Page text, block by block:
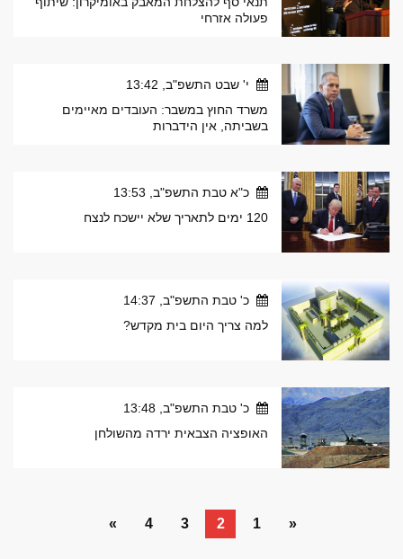
פעולה אזרחי
י' שבט התשפ"ב, 13:42
משרד החוץ במשבר: העובדים מאיימים
בשביתה, אין הידברות
כ"א טבת התשפ"ב, 13:53
120 ימים לתאריך שלא יישכח לנצח
כ' טבת התשפ"ב, 14:37
למה צריך היום בית מקדש?
כ' טבת התשפ"ב, 13:48
האופציה הצבאית ירדה מהשולחן
«
1
2
3
4
»